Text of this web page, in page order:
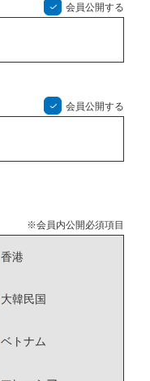
会員公開する
会員公開する
香港
大韓民国
ベトナム
※会員内公開必須項目